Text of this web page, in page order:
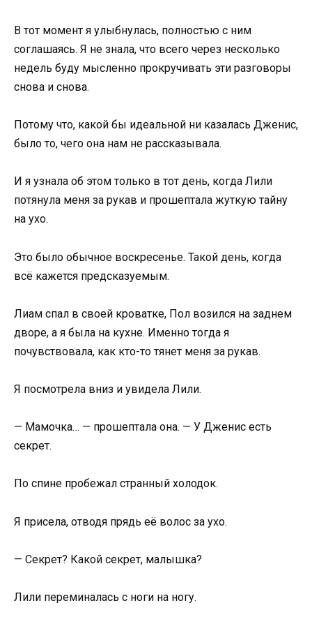
В тот момент я улыбнулась, полностью с ним
соглашаясь. Я не знала, что всего через несколько
недель буду мысленно прокручивать эти разговоры
снова и снова.
Потому что, какой бы идеальной ни казалась Дженис,
было то, чего она нам не рассказывала.
И я узнала об этом только в тот день, когда Лили
потянула меня за рукав и прошептала жуткую тайну
на ухо.
Это было обычное воскресенье. Такой день, когда
всё кажется предсказуемым.
Лиам спал в своей кроватке, Пол возился на заднем
дворе, а я была на кухне. Именно тогда я
почувствовала, как кто-то тянет меня за рукав.
Я посмотрела вниз и увидела Лили.
— Мамочка… — прошептала она. — У Дженис есть
секрет.
По спине пробежал странный холодок.
Я присела, отводя прядь её волос за ухо.
— Секрет? Какой секрет, малышка?
Лили переминалась с ноги на ногу.